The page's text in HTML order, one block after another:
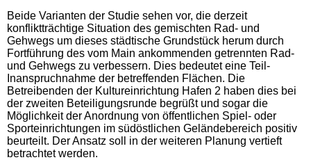
Beide Varianten der Studie sehen vor, die derzeit
konfliktträchtige Situation des gemischten Rad- und
Gehwegs um dieses städtische Grundstück herum durch
Fortführung des vom Main ankommenden getrennten Rad-
und Gehwegs zu verbessern. Dies bedeutet eine Teil-
Inanspruchnahme der betreffenden Flächen. Die
Betreibenden der Kultureinrichtung Hafen 2 haben dies bei
der zweiten Beteiligungsrunde begrüßt und sogar die
Möglichkeit der Anordnung von öffentlichen Spiel- oder
Sporteinrichtungen im südöstlichen Geländebereich positiv
beurteilt. Der Ansatz soll in der weiteren Planung vertieft
betrachtet werden.